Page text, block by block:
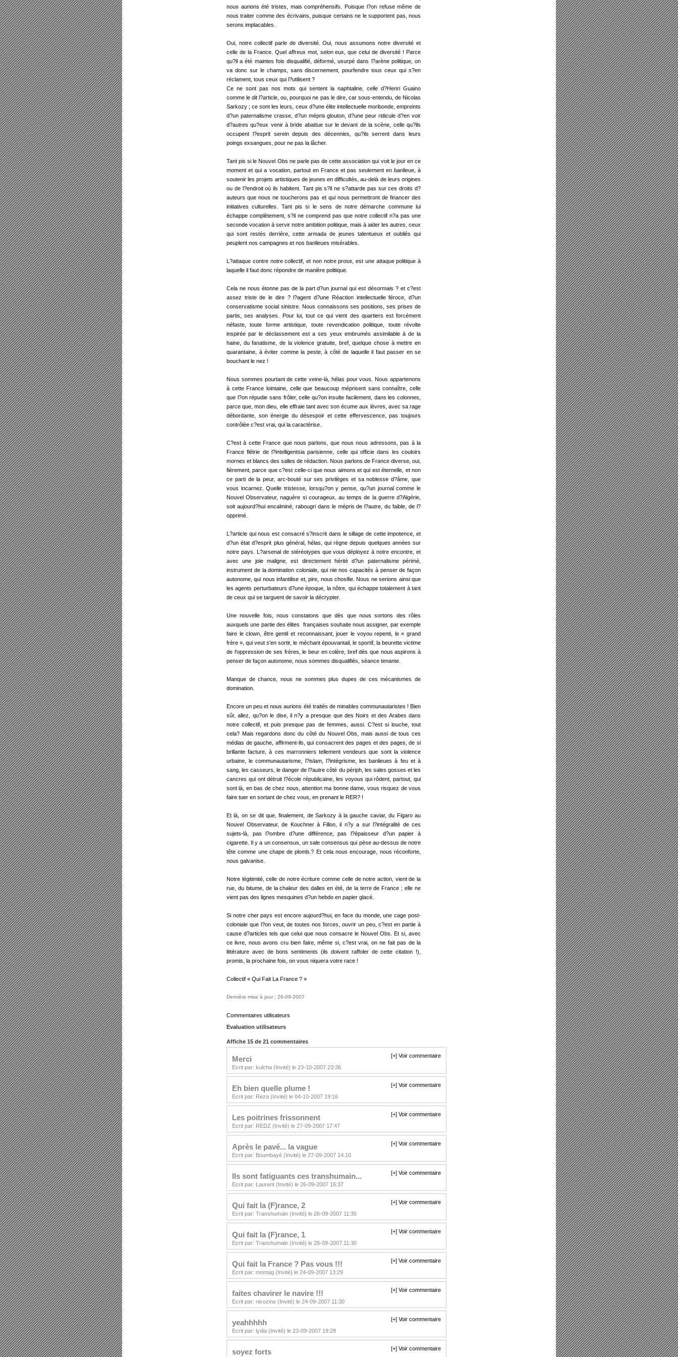
nous aurions été tristes, mais compréhensifs. Puisque l?on refuse même de
nous traiter comme des écrivains, puisque certains ne le supportent pas, nous
serons implacables.
Oui, notre collectif parle de diversité. Oui, nous assumons notre diversité et
celle de la France. Quel affreux mot, selon eux, que celui de diversité ! Parce
qu?il a été maintes fois disqualifié, déformé, usurpé dans l?arène politique, on
va donc sur le champs, sans discernement, pourfendre tous ceux qui s?en
réclament, tous ceux qui l?utilisent ?
Ce ne sont pas nos mots qui sentent la naphtaline, celle d?Henri Guaino
comme le dit l?article, ou, pourquoi ne pas le dire, car sous-entendu, de Nicolas
Sarkozy ; ce sont les leurs, ceux d?une élite intellectuelle moribonde, empreints
d?un paternalisme crasse, d?un mépris glouton, d?une peur ridicule d?en voir
d?autres qu?eux venir à bride abattue sur le devant de la scène, celle qu?ils
occupent l?esprit serein depuis des décennies, qu?ils serrent dans leurs
poings exsangues, pour ne pas la lâcher.
Tant pis si le Nouvel Obs ne parle pas de cette association qui voit le jour en ce
moment et qui a vocation, partout en France et pas seulement en banlieue, à
soutenir les projets artistiques de jeunes en difficultés, au-delà de leurs origines
ou de l?endroit où ils habitent. Tant pis s?il ne s?attarde pas sur ces droits d?
auteurs que nous ne toucherons pas et qui nous permettront de financer des
initiatives culturelles. Tant pis si le sens de notre démarche commune lui
échappe complètement, s?il ne comprend pas que notre collectif n?a pas une
seconde vocation à servir notre ambition politique, mais à aider les autres, ceux
qui sont restés derrière, cette armada de jeunes talentueux et oubliés qui
peuplent nos campagnes et nos banlieues misérables.
L?attaque contre notre collectif, et non notre prose, est une attaque politique à
laquelle il faut donc répondre de manière politique.
Cela ne nous étonne pas de la part d?un journal qui est désormais ? et c?est
assez triste de le dire ? l?agent d?une Réaction intellectuelle féroce, d?un
conservatisme social sinistre. Nous connaissons ses positions, ses prises de
partis, ses analyses. Pour lui, tout ce qui vient des quartiers est forcément
néfaste, toute forme artistique, toute revendication politique, toute révolte
inspirée par le déclassement est a ses yeux embrumés assimilable à de la
haine, du fanatisme, de la violence gratuite, bref, quelque chose à mettre en
quarantaine, à éviter comme la peste, à côté de laquelle il faut passer en se
bouchant le nez !
Nous sommes pourtant de cette veine-là, hélas pour vous. Nous appartenons
à cette France lointaine, celle que beaucoup méprisent sans connaître, celle
que l?on répudie sans frôler, celle qu?on insulte facilement, dans les colonnes,
parce que, mon dieu, elle effraie tant avec son écume aux lèvres, avec sa rage
débordante, son énergie du désespoir et cette effervescence, pas toujours
contrôlée c?est vrai, qui la caractérise.
C?est à cette France que nous parlons, que nous nous adressons, pas à la
France flétrie de l?intelligentsia parisienne, celle qui officie dans les couloirs
mornes et blancs des salles de rédaction. Nous parlons de France diverse, oui,
fièrement, parce que c?est celle-ci que nous aimons et qui est éternelle, et non
ce parti de la peur, arc-bouté sur ses privilèges et sa noblesse d?âme, que
vous incarnez. Quelle tristesse, lorsqu?on y pense, qu?un journal comme le
Nouvel Observateur, naguère si courageux, au temps de la guerre d?Algérie,
soit aujourd?hui encalminé, rabougri dans le mépris de l?autre, du faible, de l?
opprimé.
L?article qui nous est consacré s?inscrit dans le sillage de cette impotence, et
d?un état d?esprit plus général, hélas, qui règne depuis quelques années sur
notre pays. L?arsenal de stéréotypes que vous déployez à notre encontre, et
avec une joie maligne, est directement hérité d?un paternalisme périmé,
instrument de la domination coloniale, qui nie nos capacités à penser de façon
autonome, qui nous infantilise et, pire, nous chosifie. Nous ne serions ainsi que
les agents perturbateurs d?une époque, la nôtre, qui échappe totalement à tant
de ceux qui se targuent de savoir la décrypter.
Une nouvelle fois, nous constatons que dès que nous sortons des rôles
auxquels une partie des élites françaises souhaite nous assigner, par exemple
faire le clown, être gentil et reconnaissant, jouer le voyou repenti, le « grand
frère », qui veut s'en sortir, le méchant épouvantail, le sportif, la beurette victime
de l'oppression de ses frères, le beur en colère, bref dès que nous aspirons à
penser de façon autonome, nous sommes disqualifiés, séance tenante.
Manque de chance, nous ne sommes plus dupes de ces mécanismes de
domination.
Encore un peu et nous aurions été traités de minables communautaristes ! Bien
sûr, allez, qu?on le dise, il n?y a presque que des Noirs et des Arabes dans
notre collectif, et puis presque pas de femmes, aussi. C?est si louche, tout
cela? Mais regardons donc du côté du Nouvel Obs, mais aussi de tous ces
médias de gauche, affirment-ils, qui consacrent des pages et des pages, de si
brillante facture, à ces marronniers tellement vendeurs que sont la violence
urbaine, le communautarisme, l?islam, l?intégrisme, les banlieues à feu et à
sang, les casseurs, le danger de l?autre côté du périph, les sales gosses et les
cancres qui ont détruit l?école républicaine, les voyous qui rôdent, partout, qui
sont là, en bas de chez nous, attention ma bonne dame, vous risquez de vous
faire tuer en sortant de chez vous, en prenant le RER? !
Et là, on se dit que, finalement, de Sarkozy à la gauche caviar, du Figaro au
Nouvel Observateur, de Kouchner à Fillon, il n?y a sur l?intégralité de ces
sujets-là, pas l?ombre d?une différence, pas l?épaisseur d?un papier à
cigarette. Il y a un consensus, un sale consensus qui pèse au-dessus de notre
tête comme une chape de plomb.? Et cela nous encourage, nous réconforte,
nous galvanise.
Notre légitimité, celle de notre écriture comme celle de notre action, vient de la
rue, du bitume, de la chaleur des dalles en été, de la terre de France ; elle ne
vient pas des lignes mesquines d?un hebdo en papier glacé.
Si notre cher pays est encore aujourd?hui, en face du monde, une cage post-
coloniale que l?on veut, de toutes nos forces, ouvrir un peu, c?est en partie à
cause d?articles tels que celui que nous consacre le Nouvel Obs. Et si, avec
ce livre, nous avons cru bien faire, même si, c?est vrai, on ne fait pas de la
littérature avec de bons sentiments (ils doivent raffoler de cette citation !),
promis, la prochaine fois, on vous niquera votre race !
Collectif « Qui Fait La France ? »
Dernière mise à jour : 26-09-2007
Commentaires utilisateurs
Evaluation utilisateurs
Affiche 15 de 21 commentaires
[+] Voir commentaire
Merci
Ecrit par: kulcha (Invité) le 23-10-2007 23:36
[+] Voir commentaire
Eh bien quelle plume !
Ecrit par: Reza (Invité) le 04-10-2007 19:16
[+] Voir commentaire
Les poitrines frissonnent
Ecrit par: REDZ (Invité) le 27-09-2007 17:47
[+] Voir commentaire
Après le pavé... la vague
Ecrit par: Boumbayé (Invité) le 27-09-2007 14:10
[+] Voir commentaire
Ils sont fatiguants ces transhumain...
Ecrit par: Laurent (Invité) le 26-09-2007 16:37
[+] Voir commentaire
Qui fait la (F)rance, 2
Ecrit par: Transhumain (Invité) le 26-09-2007 11:35
[+] Voir commentaire
Qui fait la (F)rance, 1
Ecrit par: Transhumain (Invité) le 26-09-2007 11:30
[+] Voir commentaire
Qui fait la France ? Pas vous !!!
Ecrit par: montag (Invité) le 24-09-2007 13:29
[+] Voir commentaire
faites chavirer le navire !!!
Ecrit par: nicozine (Invité) le 24-09-2007 11:30
[+] Voir commentaire
yeahhhhh
Ecrit par: lydia (Invité) le 23-09-2007 19:28
[+] Voir commentaire
soyez forts